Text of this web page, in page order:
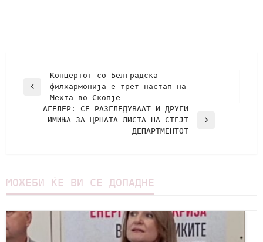
Концертот со Белградска
филхармонија е трет настап на
Мехта во Скопје
АГЕЛЕР: СЕ РАЗГЛЕДУВААТ И ДРУГИ
ИМИЊА ЗА ЦРНАТА ЛИСТА НА СТЕЈТ
ДЕПАРТМЕНТОТ
МОЖЕБИ ЌЕ ВИ СЕ ДОПАДНЕ